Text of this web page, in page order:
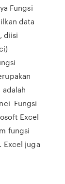
Fungsi
data
diisi
Fungsi
Excel
fungsi
Excel juga